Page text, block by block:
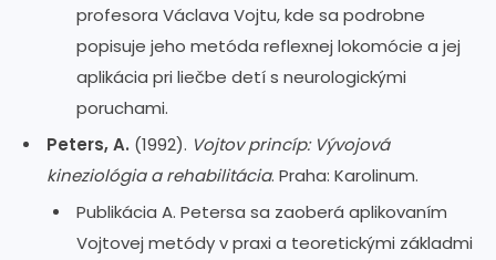
profesora Václava Vojtu, kde sa podrobne
popisuje jeho metóda reflexnej lokomócie a jej
aplikácia pri liečbe detí s neurologickými
poruchami.
Peters, A. (1992). Vojtov princíp: Vývojová
kineziológia a rehabilitácia. Praha: Karolinum.
Publikácia A. Petersa sa zaoberá aplikovaním
Vojtovej metódy v praxi a teoretickými základmi